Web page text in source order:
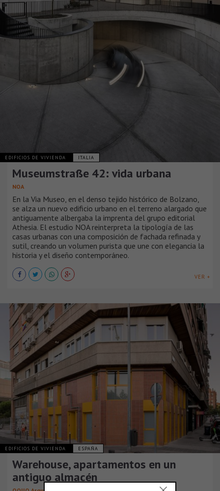
EDIFICIOS DE VIVIENDA ITALIA
Museumstraße 42: vida urbana
NOA
En la Via Museo, en el denso tejido histórico de Bolzano,
se alza un nuevo edificio urbano en el terreno alargado que
antiguamente albergaba la imprenta del grupo editorial
Athesia. El estudio NOA reinterpreta la tipología de las
casas urbanas con una composición de fachada refinada y
sutil, creando un volumen purista que une con elegancia la
historia y el diseño contemporáneo.
VER +
EDIFICIOS DE VIVIENDA ESPAÑA
Warehouse, apartamentos en un
antiguo almacén